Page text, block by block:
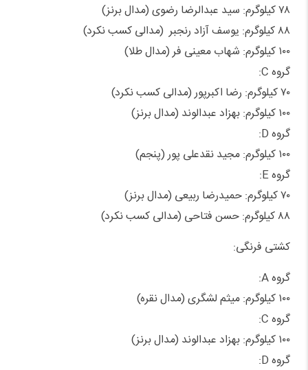
۷۸ کیلوگرم: سید عبدالرضا رضوی (مدال برنز)
۸۸ کیلوگرم: یوسف آزاد رنجبر (مدالی کسب نکرد)
۱۰۰ کیلوگرم: شهاب معینی فر (مدال طلا)
گروه C:
۷۰ کیلوگرم: رضا اکبرپور (مدالی کسب نکرد)
۱۰۰ کیلوگرم: بهزاد عبدالوند (مدال برنز)
گروه D:
۱۰۰ کیلوگرم: مجید نقدعلی پور (پنجم)
گروه E:
۷۰ کیلوگرم: حمیدرضا ربیعی (مدال برنز)
۸۸ کیلوگرم: حسن فتاحی (مدالی کسب نکرد)
کشتی فرنگی:
گروه A:
۱۰۰ کیلوگرم: میثم لشگری (مدال نقره)
گروه C:
۱۰۰ کیلوگرم: بهزاد عبدالوند (مدال برنز)
گروه D: